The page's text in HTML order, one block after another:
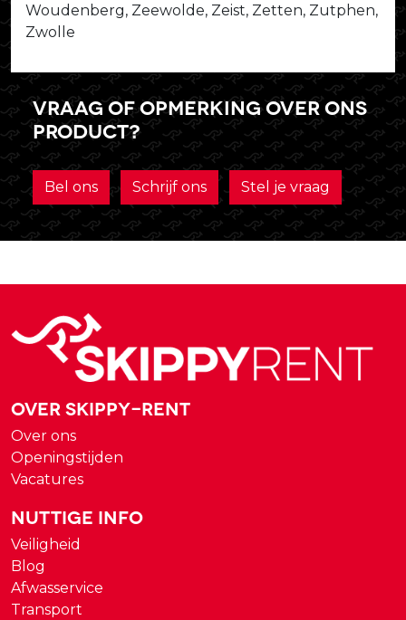
Woudenberg, Zeewolde, Zeist, Zetten, Zutphen,
Zwolle
Vraag of opmerking over ons
product?
Bel ons Schrijf ons Stel je vraag
Over Skippy-rent
Over ons
Openingstijden
Vacatures
Nuttige Info
Veiligheid
Blog
Afwasservice
Transport